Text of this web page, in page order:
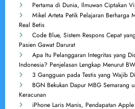
Pertama di Dunia, Ilmuwan Ciptakan
Mikel Arteta Petik Pelajaran Berharga
Real Betis
Code Blue, Sistem Respons Cepat
Pasien Gawat Darurat
Apa Itu Pelanggaran Integritas yang
Indonesia? Penjelasan Lengkap Menurut
3 Gangguan pada Testis yang Wajib
BGN Bekukan Dapur MBG Semarang
Keracunan
iPhone Laris Manis, Pendapatan